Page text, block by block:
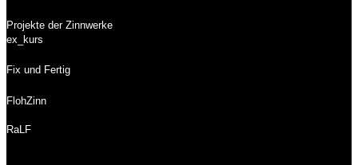
Projekte der Zinnwerke
ex_kurs
Fix und Fertig
FlohZinn
RaLF